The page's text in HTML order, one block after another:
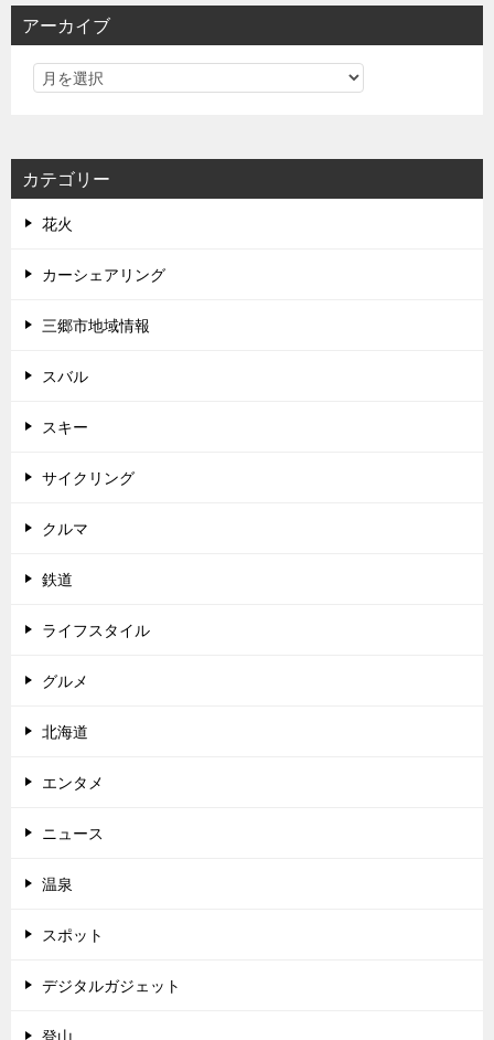
アーカイブ
カテゴリー
花火
カーシェアリング
三郷市地域情報
スバル
スキー
サイクリング
クルマ
鉄道
ライフスタイル
グルメ
北海道
エンタメ
ニュース
温泉
スポット
デジタルガジェット
登山